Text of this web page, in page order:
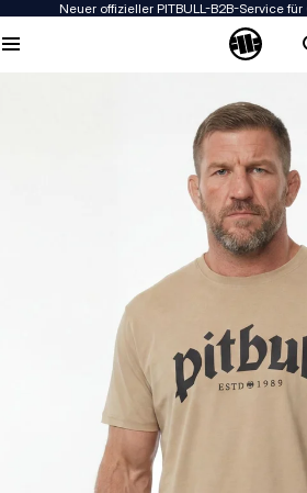
Neuer offizieller PITBULL-B2B-Service